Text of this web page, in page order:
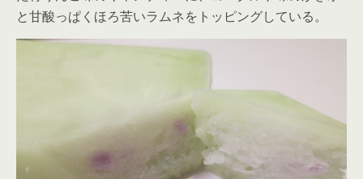
と甘酸っぱくほろ苦いラムネをトッピングしている。